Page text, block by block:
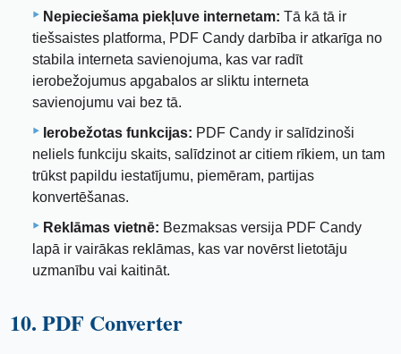
Nepieciešama piekļuve internetam: Tā kā tā ir
tiešsaistes platforma, PDF Candy darbība ir atkarīga no
stabila interneta savienojuma, kas var radīt
ierobežojumus apgabalos ar sliktu interneta
savienojumu vai bez tā.
Ierobežotas funkcijas: PDF Candy ir salīdzinoši
neliels funkciju skaits, salīdzinot ar citiem rīkiem, un tam
trūkst papildu iestatījumu, piemēram, partijas
konvertēšanas.
Reklāmas vietnē: Bezmaksas versija PDF Candy
lapā ir vairākas reklāmas, kas var novērst lietotāju
uzmanību vai kaitināt.
10. PDF Converter